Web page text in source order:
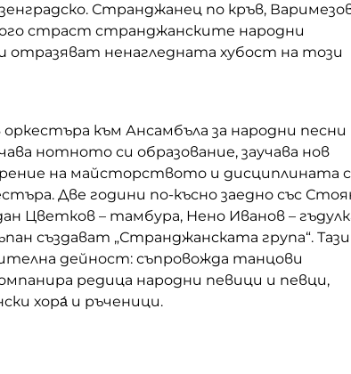
Странджанец по кръв,
страст странджанските народни
отразяват ненагледната хубост на този
оркестъра към Ансамбъла за народни песни
нотното си образование, заучава нов
на майсторството и дисциплината
Две години по-късно заедно със
Цветков – тамбура, Нено Иванов –
създават „Странджанската група“. Тази
дейност: съпровожда танцови
редица народни певици и певци,
хора́ и ръченици.